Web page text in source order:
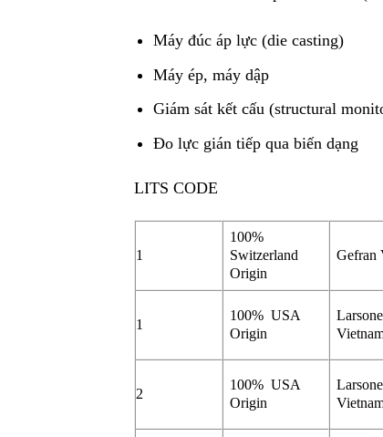
Máy đúc áp lực (die casting)
Máy ép, máy dập
Giám sát kết cấu (structural
Đo lực gián tiếp qua biến dạng
LITS CODE
1
100%
Switzerland
Origin
Gefran
1
100% USA
Origin
2
100% USA
Origin